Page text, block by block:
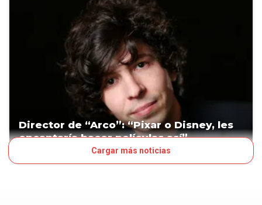
Director de “Arco”: “Pixar o Disney, les
encantaría hacer películas así”
Cargar más noticias